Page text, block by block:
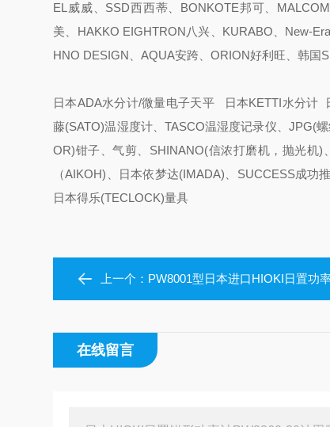
EL威威、SSD西西蒂、BONKOTE邦可、
美、HAKKO EIGHTRON八兴、KURABO、New-
HNO DESIGN、AQUA安跨、ORION好利旺、韩国
日本ADA水分计/微量电子天平 日本KETTI水分计
藤(SATO)温湿度计、TASCO温湿度记录仪、JPG(
OR)钳子、气剪、SHINANO(信浓打磨机，抛光机
（AIKOH)、日本依梦达(IMADA)、SUCCESS成功
日本得乐(TECLOCK)量具
上一个： PW8001型日本进口HIOKI日置功率分析仪
在线留言